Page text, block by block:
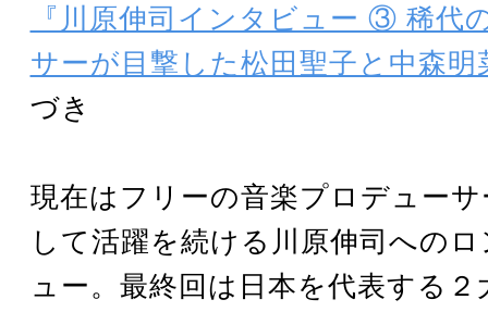
『川原伸司インタビュー ③ 稀代
サーが目撃した松田聖子と中森明
づき
現在はフリーの音楽プロデュー
して活躍を続ける川原伸司への
ュー。最終回は日本を代表する２